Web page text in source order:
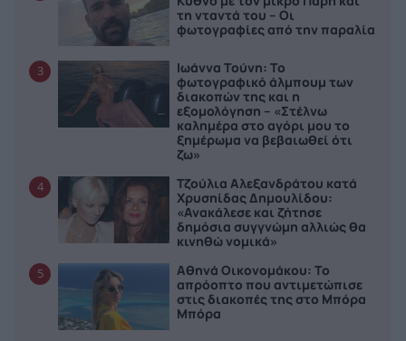
τη νταντά του – Οι
φωτογραφίες από την παραλία
3
Ιωάννα Τούνη: Το
φωτογραφικό άλμπουμ των
διακοπών της και η
εξομολόγηση – «Στέλνω
καλημέρα στο αγόρι μου το
ξημέρωμα να βεβαιωθεί ότι
ζω»
4
Τζούλια Αλεξανδράτου κατά
Χρυσηίδας Δημουλίδου:
«Ανακάλεσε και ζήτησε
δημόσια συγγνώμη αλλιώς θα
κινηθώ νομικά»
5
Αθηνά Οικονομάκου: Το
απρόοπτο που αντιμετώπισε
στις διακοπές της στο Μπόρα
Μπόρα